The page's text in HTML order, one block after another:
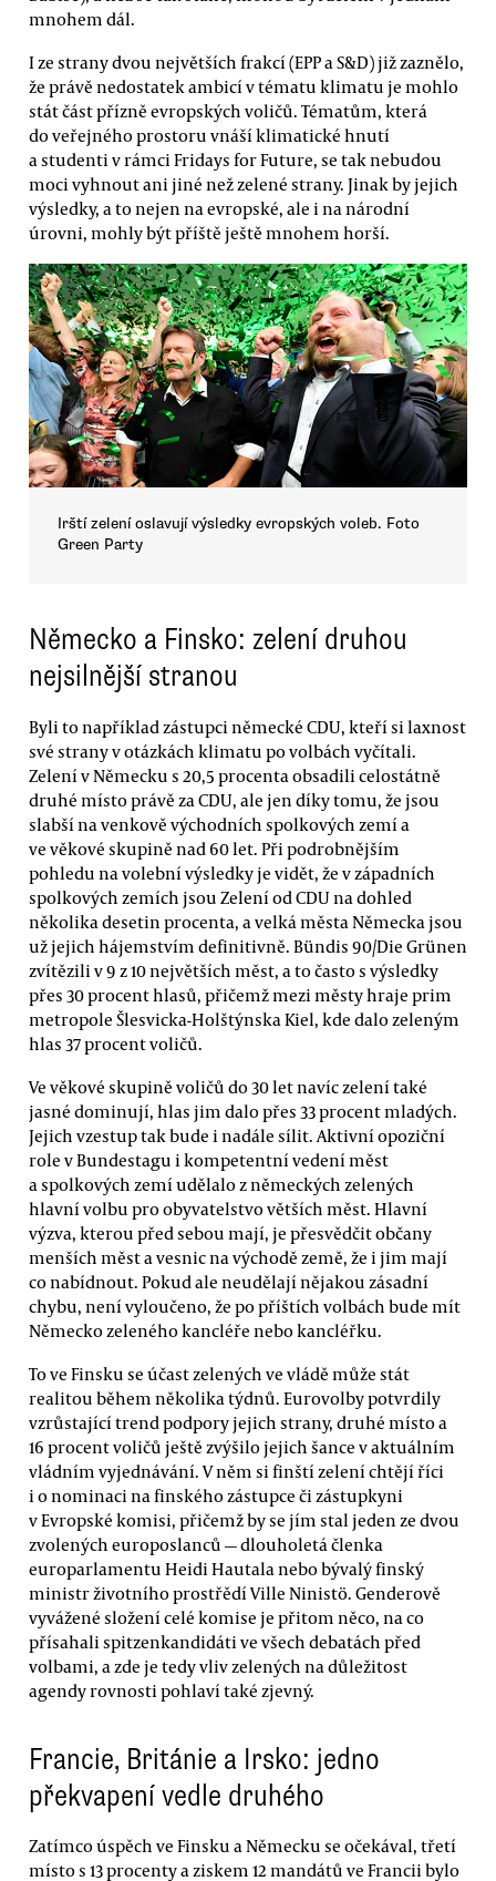
mnohem dál.
I ze strany dvou největších frakcí (EPP a S&D) již zaznělo,
že právě nedostatek ambicí v tématu klimatu je mohlo
stát část přízně evropských voličů. Tématům, která
do veřejného prostoru vnáší klimatické hnutí
a studenti v rámci Fridays for Future, se tak nebudou
moci vyhnout ani jiné než zelené strany. Jinak by jejich
výsledky, a to nejen na evropské, ale i na národní
úrovni, mohly být příště ještě mnohem horší.
Irští zelení oslavují výsledky evropských voleb. Foto
Green Party
Německo a Finsko: zelení druhou
nejsilnější stranou
Byli to například zástupci německé CDU, kteří si laxnost
své strany v otázkách klimatu po volbách vyčítali.
Zelení v Německu s 20,5 procenta obsadili celostátně
druhé místo právě za CDU, ale jen díky tomu, že jsou
slabší na venkově východních spolkových zemí a
ve věkové skupině nad 60 let. Při podrobnějším
pohledu na volební výsledky je vidět, že v západních
spolkových zemích jsou Zelení od CDU na dohled
několika desetin procenta, a velká města Německa jsou
už jejich hájemstvím definitivně. Bündis 90/Die Grünen
zvítězili v 9 z 10 největších měst, a to často s výsledky
přes 30 procent hlasů, přičemž mezi městy hraje prim
metropole Šlesvicka-Holštýnska Kiel, kde dalo zeleným
hlas 37 procent voličů.
Ve věkové skupině voličů do 30 let navíc zelení také
jasné dominují, hlas jim dalo přes 33 procent mladých.
Jejich vzestup tak bude i nadále sílit. Aktivní opoziční
role v Bundestagu i kompetentní vedení měst
a spolkových zemí udělalo z německých zelených
hlavní volbu pro obyvatelstvo větších měst. Hlavní
výzva, kterou před sebou mají, je přesvědčit občany
menších měst a vesnic na východě země, že i jim mají
co nabídnout. Pokud ale neudělají nějakou zásadní
chybu, není vyloučeno, že po příštích volbách bude mít
Německo zeleného kancléře nebo kancléřku.
To ve Finsku se účast zelených ve vládě může stát
realitou během několika týdnů. Eurovolby potvrdily
vzrůstající trend podpory jejich strany, druhé místo a
16 procent voličů ještě zvýšilo jejich šance v aktuálním
vládním vyjednávání. V něm si finští zelení chtějí říci
i o nominaci na finského zástupce či zástupkyni
v Evropské komisi, přičemž by se jím stal jeden ze dvou
zvolených europoslanců — dlouholetá členka
europarlamentu Heidi Hautala nebo bývalý finský
ministr životního prostřědí Ville Ninistö. Genderově
vyvážené složení celé komise je přitom něco, na co
přísahali spitzenkandidáti ve všech debatách před
volbami, a zde je tedy vliv zelených na důležitost
agendy rovnosti pohlaví také zjevný.
Francie, Británie a Irsko: jedno
překvapení vedle druhého
Zatímco úspěch ve Finsku a Německu se očekával, třetí
místo s 13 procenty a ziskem 12 mandátů ve Francii bylo